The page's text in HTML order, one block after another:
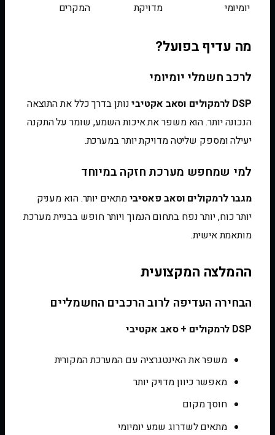
יומיומי
מדויקת
המקרים
מה עדיף בפועל?
לרכב חשמלי יומיומי
DSP לרמקולים וסאב אקטיבי
נותן בדרך כלל את התוצאה
הנכונה יותר. הוא משפר את איכות השמע, שומר על התקנה
יעילה ומספק שליטה מדויקת יותר במערכת.
למי שמחפש מערכת חזקה במיוחד
מגבר לרמקולים וסאב פאסיבימתאים יותר. הוא מעניק
יותר כוח, יותר נפח בתחום הנמוך ויותר חופש בבניית מערכת
מותאמת אישית.
ההמלצה המקצועית
הבחירה העדיפה לרוב הרכבים החשמליים
DSP לרמקולים + סאב אקטיבי
משפר את האינטגרציה עם המערכת המקורית
מאפשר כיוון מדויק יותר
חוסך מקום
מתאים לשדרוג שמע יומיומי